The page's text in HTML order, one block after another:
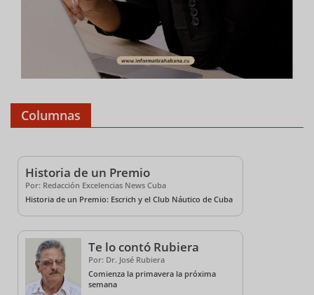
Columnas
Historia de un Premio
Por: Redacción Excelencias News Cuba
Historia de un Premio: Escrich y el Club Náutico de Cuba
Te lo contó Rubiera
Por: Dr. José Rubiera
Comienza la primavera la próxima
semana